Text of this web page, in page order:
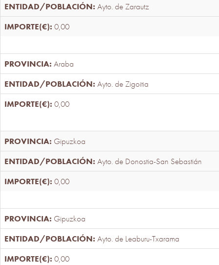
Ayto. de Zarautz
0,00
Araba
Ayto. de Zigoitia
0,00
Gipuzkoa
Ayto. de Donostia-San Sebastián
0,00
Gipuzkoa
Ayto. de Leaburu-Txarama
0,00